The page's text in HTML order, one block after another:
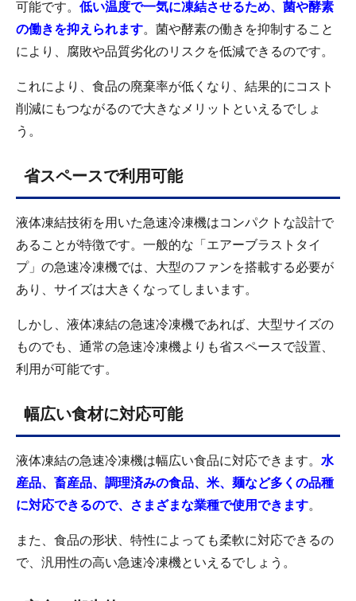
可能です。 低い温度で一気に凍結させるため、菌や酵素
の働きを抑えられます。菌や酵素の働きを抑制すること
により、腐敗や品質劣化のリスクを低減できるのです。
これにより、食品の廃棄率が低くなり、結果的にコスト
削減にもつながるので大きなメリットといえるでしょ
う。
省スペースで利用可能
液体凍結技術を用いた急速冷凍機はコンパクトな設計で
あることが特徴です。一般的な「エアーブラストタイ
プ」の急速冷凍機では、大型のファンを搭載する必要が
あり、サイズは大きくなってしまいます。
しかし、液体凍結の急速冷凍機であれば、大型サイズの
ものでも、通常の急速冷凍機よりも省スペースで設置、
利用が可能です。
幅広い食材に対応可能
液体凍結の急速冷凍機は幅広い食品に対応できます。 水
産品、畜産品、調理済みの食品、米、麺など多くの品種
に対応できるので、さまざまな業種で使用できます。
また、食品の形状、特性によっても柔軟に対応できるの
で、汎用性の高い急速冷凍機といえるでしょう。